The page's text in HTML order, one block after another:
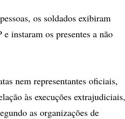
os soldados exibiram
instaram os presentes a não
nem representantes oficiais,
às execuções extrajudiciais,
as organizações de